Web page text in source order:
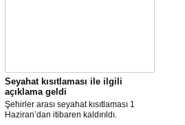
Seyahat kısıtlaması ile ilgili
açıklama geldi
Şehirler arası seyahat kısıtlaması 1
Haziran’dan itibaren kaldırıldı.